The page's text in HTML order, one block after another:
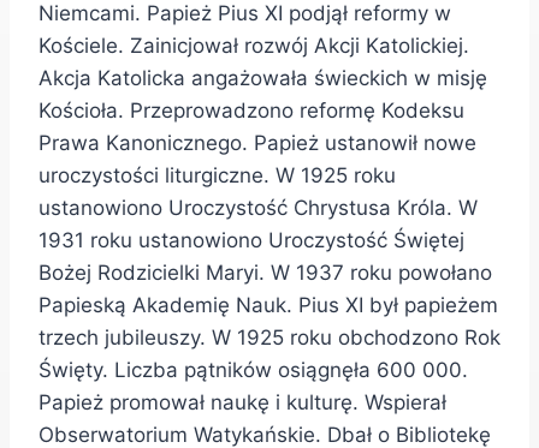
Niemcami. Papież Pius XI podjął reformy w
Kościele. Zainicjował rozwój Akcji Katolickiej.
Akcja Katolicka angażowała świeckich w misję
Kościoła. Przeprowadzono reformę Kodeksu
Prawa Kanonicznego. Papież ustanowił nowe
uroczystości liturgiczne. W 1925 roku
ustanowiono Uroczystość Chrystusa Króla. W
1931 roku ustanowiono Uroczystość Świętej
Bożej Rodzicielki Maryi. W 1937 roku powołano
Papieską Akademię Nauk. Pius XI był papieżem
trzech jubileuszy. W 1925 roku obchodzono Rok
Święty. Liczba pątników osiągnęła 600 000.
Papież promował naukę i kulturę. Wspierał
Obserwatorium Watykańskie. Dbał o Bibliotekę